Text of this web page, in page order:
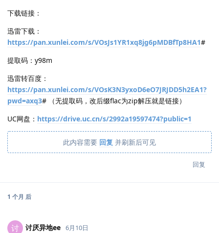
下载链接：
迅雷下载：
https://pan.xunlei.com/s/VOsJs1YR1xq8jg6pMDBfTp8HA1#
提取码：y98m
迅雷转百度：
https://pan.xunlei.com/s/VOsK3N3yxoD6eO7JRJDD5h2EA1?
pwd=axq3# （无提取码，改后缀flac为zip解压就是链接）
UC网盘： https://drive.uc.cn/s/2992a19597474?public=1
此内容需要 回复 并刷新后可见
回复
1 个月 后
讨 讨厌异地ee 6月10日